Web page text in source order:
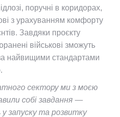
поручні в коридорах,
з урахуванням комфорту
Завдяки проєкту
військові зможуть
найвищими стандартами
сектору ми з моєю
собі завдання —
запуску та розвитку